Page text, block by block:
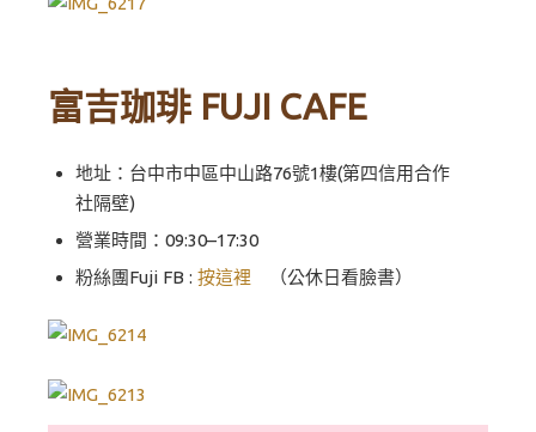
富吉珈琲 FUJI CAFE
地址：台中市中區中山路76號1樓(第四信用合作
社隔壁)
營業時間：09:30–17:30
粉絲團Fuji FB : 按這裡 （公休日看臉書）